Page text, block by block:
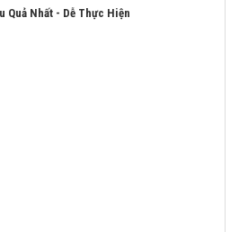
Quả Nhất - Dễ Thực Hiện